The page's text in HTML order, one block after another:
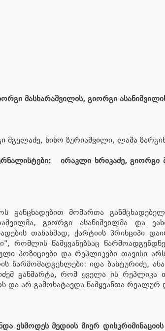
მასხარაშვილის, გიორგი
ნინო ზურიაშვილი, ლაშა
ირაკლი ხრიკაძე, გიორგი
განცხადებით მომართა
გიორგი ასანიშვილმა და
თანახმად, ქარტიის პრინციპი
წამყვანებსაც
პოზიციები და რეპლიკები თავისი
წარმომადგენლები: იდა ბახტურიძე,
განმარტა, რომ ყველა ის
და არ გამოხატავდა წამყვანთა
ესმოდეს მედიის მიერ